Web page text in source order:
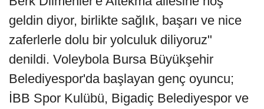
geldin diyor, birlikte sağlık, başarı ve nice
zaferlerle dolu bir yolculuk diliyoruz"
denildi. Voleybola Bursa Büyükşehir
Belediyespor'da başlayan genç oyuncu;
İBB Spor Kulübü, Bigadiç Belediyespor ve